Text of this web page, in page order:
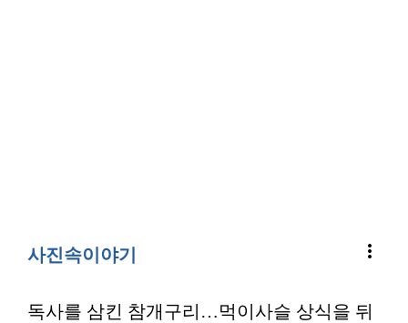
사진속이야기 more_vert
독사를 삼킨 참개구리…먹이사슬 상식을 뒤